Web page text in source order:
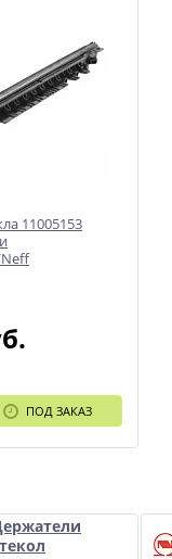
11005153
ПОД ЗАКАЗ